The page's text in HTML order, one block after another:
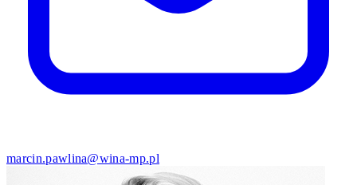
marcin.pawlina@wina-mp.pl